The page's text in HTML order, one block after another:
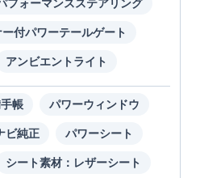
フォーマンスステアリング
付パワーテールゲート
アンビエントライト
帳 パワーウィンドウ
ビ純正 パワーシート
シート素材：レザーシート